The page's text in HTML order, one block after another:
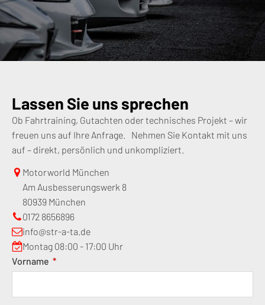
Lassen Sie uns sprechen
Ob Fahrtraining, Gutachten oder technisches Projekt – wir
freuen uns auf Ihre Anfrage. Nehmen Sie Kontakt mit uns
auf – direkt, persönlich und unkompliziert.
Motorworld München
Am Ausbesserungswerk 8
80939 München
0172 8656896
info@str-a-ta.de
Montag 08:00 - 17:00 Uhr
Vorname